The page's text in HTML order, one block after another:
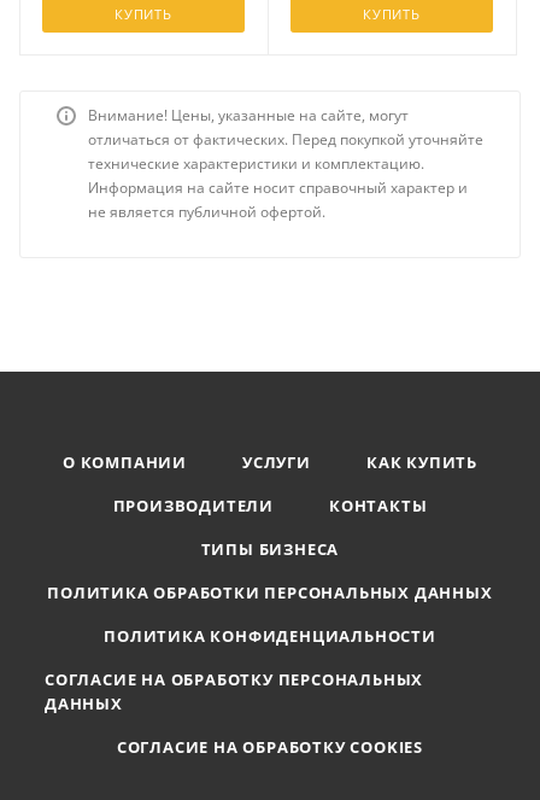
КУПИТЬ КУПИТЬ
Внимание! Цены, указанные на сайте, могут
отличаться от фактических. Перед покупкой уточняйте
технические характеристики и комплектацию.
Информация на сайте носит справочный характер и
не является публичной офертой.
О КОМПАНИИ УСЛУГИ
КАК КУПИТЬ
ПРОИЗВОДИТЕЛИ
КОНТАКТЫ
ТИПЫ БИЗНЕСА
ПОЛИТИКА ОБРАБОТКИ ПЕРСОНАЛЬНЫХ ДАННЫХ
ПОЛИТИКА КОНФИДЕНЦИАЛЬНОСТИ
СОГЛАСИЕ НА ОБРАБОТКУ ПЕРСОНАЛЬНЫХ
ДАННЫХ
СОГЛАСИЕ НА ОБРАБОТКУ COOKIES